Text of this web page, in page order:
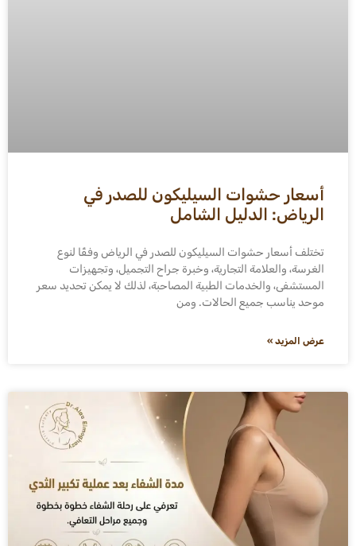
أسعار حشوات السيليكون للصدر في
الرياض: الدليل الشامل
تختلف أسعار حشوات السيليكون للصدر في الرياض وفقًا لنوع
الغرسة، والعلامة التجارية، وخبرة جراح التجميل، وتجهيزات
المستشفى، والخدمات الطبية المصاحبة، لذلك لا يمكن تحديد سعر
موحد يناسب جميع الحالات. ومن
عرض المزيد »